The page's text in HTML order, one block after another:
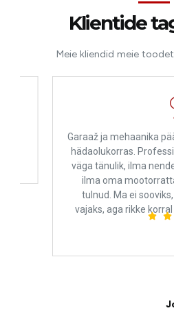
Klientide
Meie kliendid meie
Joseph
Garaaž ja mehaanika
hädaolukorras.
väga tänulik, ilma nende
ilma oma mootorrattata
tulnud. Ma ei sooviks, et
vajaks, aga rikke korral on